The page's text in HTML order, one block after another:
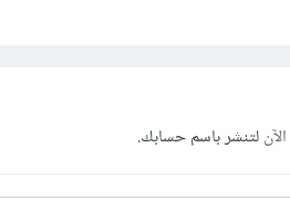
لتنشر باسم حسابك.